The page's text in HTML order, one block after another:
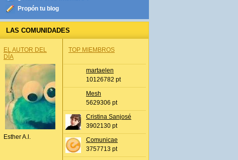
Propón tu blog
LAS COMUNIDADES
EL AUTOR DEL
DÍA
Esther A.l.
TOP MIEMBROS
martaelen
10126782 pt
Mesh
5629306 pt
Cristina Sanjosé
3902130 pt
Comunicae
3757713 pt